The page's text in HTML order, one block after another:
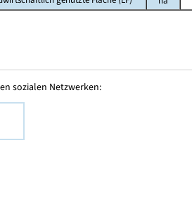
sozialen Netzwerken: